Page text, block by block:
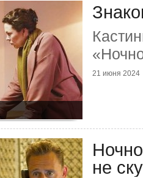
21 июня 2024
не